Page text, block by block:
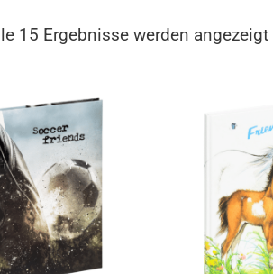
15 Ergebnisse werden angezeigt